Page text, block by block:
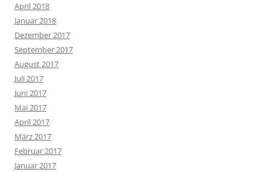
April 2018
Januar 2018
Dezember 2017
September 2017
August 2017
Juli 2017
Juni 2017
Mai 2017
April 2017
März 2017
Februar 2017
Januar 2017